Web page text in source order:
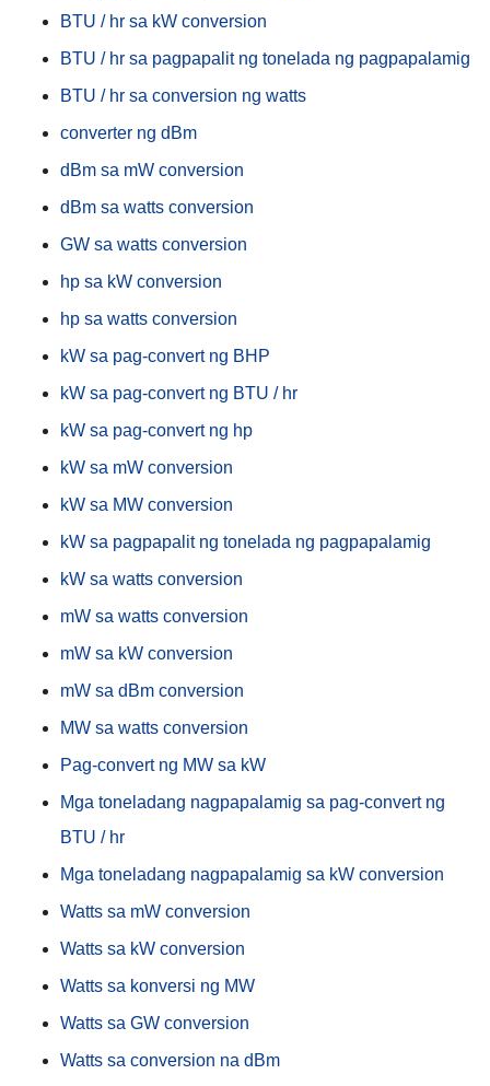
BTU / hr sa kW conversion
BTU / hr sa pagpapalit ng tonelada ng pagpapalamig
BTU / hr sa conversion ng watts
converter ng dBm
dBm sa mW conversion
dBm sa watts conversion
GW sa watts conversion
hp sa kW conversion
hp sa watts conversion
kW sa pag-convert ng BHP
kW sa pag-convert ng BTU / hr
kW sa pag-convert ng hp
kW sa mW conversion
kW sa MW conversion
kW sa pagpapalit ng tonelada ng pagpapalamig
kW sa watts conversion
mW sa watts conversion
mW sa kW conversion
mW sa dBm conversion
MW sa watts conversion
Pag-convert ng MW sa kW
Mga toneladang nagpapalamig sa pag-convert ng
BTU / hr
Mga toneladang nagpapalamig sa kW conversion
Watts sa mW conversion
Watts sa kW conversion
Watts sa konversi ng MW
Watts sa GW conversion
Watts sa conversion na dBm